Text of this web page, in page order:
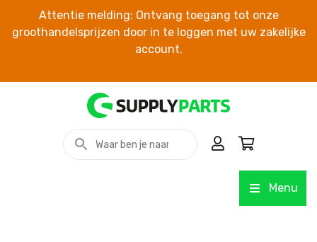
Attentie melding: Ontvang toegang tot onze
groothandelsprijzen door in te loggen met uw zakelijke
account.
Menu